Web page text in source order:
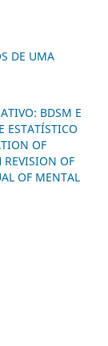
DE UMA
BDSM E
ESTATÍSTICO
OF
OF
OF MENTAL